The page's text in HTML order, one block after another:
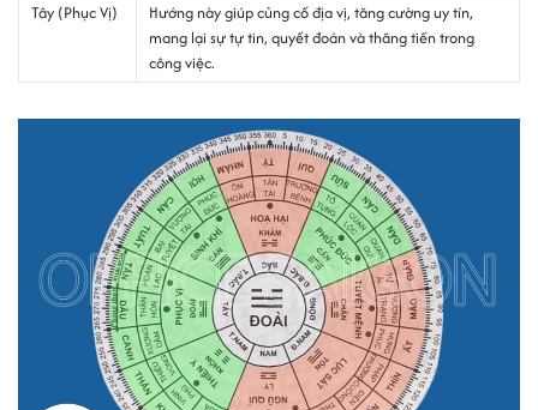
Tây (Phục Vị)
Hướng này giúp củng cố địa vị, tăng cường uy tín,
mang lại sự tự tin, quyết đoán và thăng tiến trong
công việc.